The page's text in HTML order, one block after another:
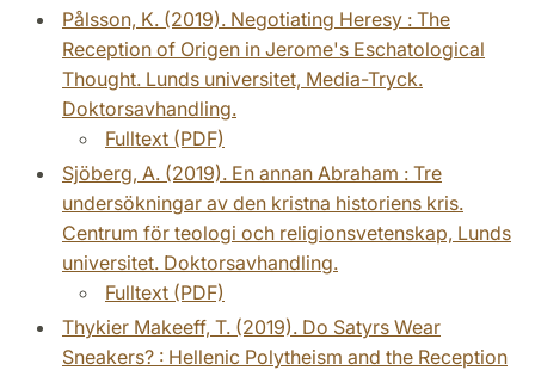
Pålsson, K. (2019). Negotiating Heresy : The
Reception of Origen in Jerome's Eschatological
Thought. Lunds universitet, Media-Tryck.
Doktorsavhandling.
Fulltext (PDF)
Sjöberg, A. (2019). En annan Abraham : Tre
undersökningar av den kristna historiens kris.
Centrum för teologi och religionsvetenskap, Lunds
universitet. Doktorsavhandling.
Fulltext (PDF)
Thykier Makeeff, T. (2019). Do Satyrs Wear
Sneakers? : Hellenic Polytheism and the Reception